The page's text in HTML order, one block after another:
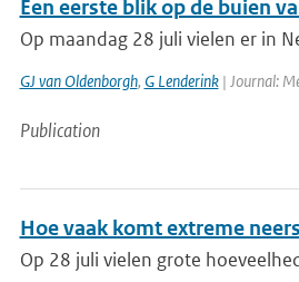
Een eerste blik op de buien
Op maandag 28 juli vielen er in
GJ van Oldenborgh, G Lenderink| Journal:
Publication
Hoe vaak komt extreme
Op 28 juli vielen grote